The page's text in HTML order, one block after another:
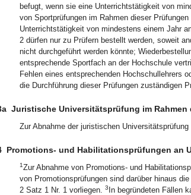
befugt, wenn sie eine Unterrichtstätigkeit von
von Sportprüfungen im Rahmen dieser
Unterrichtstätigkeit von mindestens einem Jahr
2 dürfen nur zu Prüfern bestellt werden, soweit
nicht durchgeführt werden könnte;
entsprechende Sportfach an der Hochschule
Fehlen eines entsprechenden Hochschullehrers
die Durchführung dieser Prüfungen zuständigen
Juristische Universitätsprüfung im
Zur Abnahme der juristischen
Promotions- und Habilitationsprüfungen an
1Zur Abnahme von Promotions- und
von Promotionsprüfungen sind darüber hinaus
2 Satz 1 Nr. 1 vorliegen. 3 In begründeten Fällen